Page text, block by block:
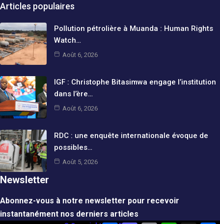
Articles populaires
Pollution pétrolière à Muanda : Human Rights
Watch…
Août 6, 2026
IGF : Christophe Bitasimwa engage l’institution
dans l’ère…
Août 6, 2026
RDC : une enquête internationale évoque de
possibles…
Août 5, 2026
Newsletter
Abonnez-vous à notre newsletter pour recevoir
instantanément nos derniers articles